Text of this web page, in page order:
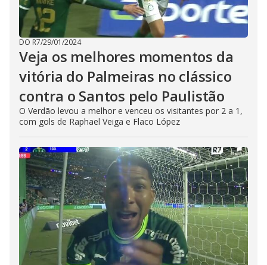
DO R7/29/01/2024
Veja os melhores momentos da
vitória do Palmeiras no clássico
contra o Santos pelo Paulistão
O Verdão levou a melhor e venceu os visitantes por 2 a 1,
com gols de Raphael Veiga e Flaco López